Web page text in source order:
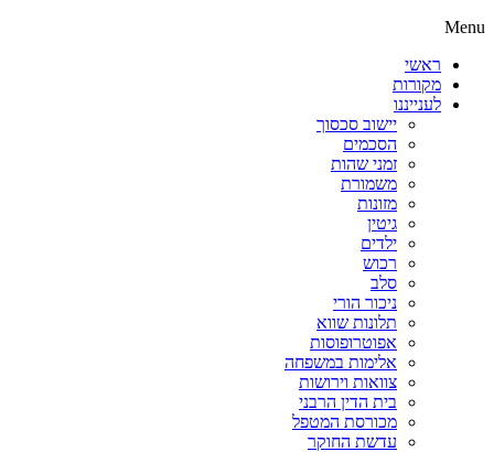
Menu
ראשי
מקורות
לענייננו
יישוב סכסוך
הסכמים
זמני שהות
משמורת
מזונות
גיטין
ילדים
רכוש
סלב
ניכור הורי
תלונות שווא
אפוטרופוסות
אלימות במשפחה
צוואות וירושות
בית הדין הרבני
מכורסת המטפל
עדשת החוקר